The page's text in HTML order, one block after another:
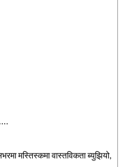
मस्तिस्कमा वास्तविकता ब्युझियो,